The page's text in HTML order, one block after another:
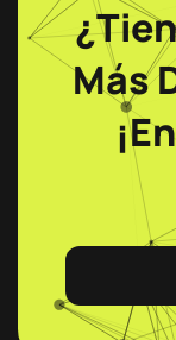
Más